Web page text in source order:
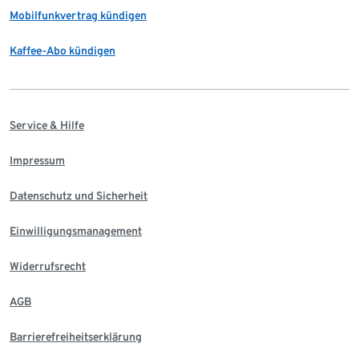
Mobilfunkvertrag kündigen
Kaffee-Abo kündigen
Service & Hilfe
Impressum
Datenschutz und Sicherheit
Einwilligungsmanagement
Widerrufsrecht
AGB
Barrierefreiheitserklärung